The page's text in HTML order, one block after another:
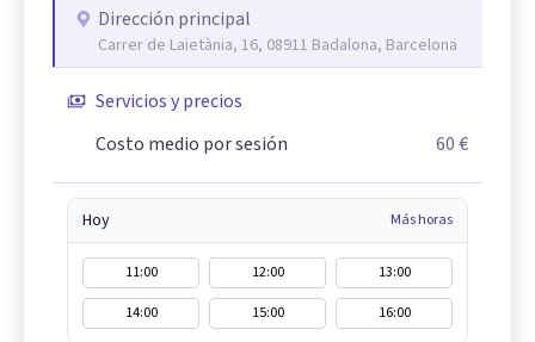
Dirección principal
Carrer de Laietània, 16, 08911 Badalona, Barcelona
Servicios y precios
Costo medio por sesión
60 €
Hoy Más horas
11:00 12:00
13:00
14:00
15:00 16:00